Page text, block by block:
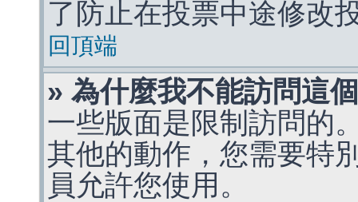
了防止在投票中途修改
回頂端
» 為什麼我不能訪問這
一些版面是限制訪問的
其他的動作，您需要特
員允許您使用。